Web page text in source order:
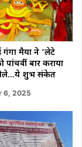
गंगा मैया ने ‘लेटे
पांचवीं बार कराया
शुभ संकेत
6, 2025